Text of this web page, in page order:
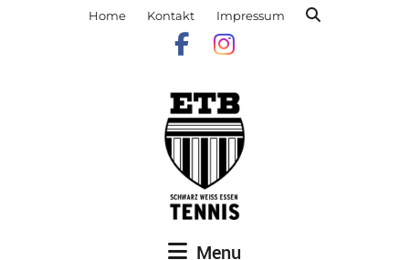
Home Kontakt Impressum
Menu